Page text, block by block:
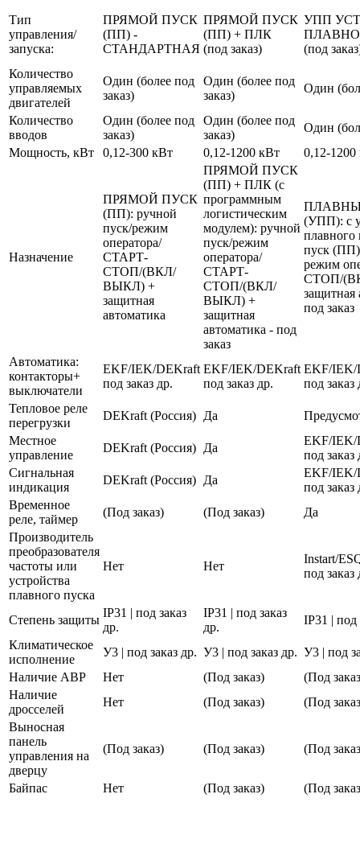
Тип
управления/
запуска:
ПРЯМОЙ ПУСК
(ПП) -
СТАНДАРТНАЯ
ПРЯМОЙ ПУСК
(ПП) + ПЛК
(под заказ)
УПП
(под
Количество
управляемых
двигателей
Один (более под
заказ)
Один (более под
заказ)
Один
Количество
вводов
Один (более под
заказ)
Один (более под
заказ)
Один
Мощность, кВт
0,12-300 кВт 0,12-1200 кВт 0,12-1200
Назначение
ПРЯМОЙ ПУСК
(ПП): ручной
пуск/режим
оператора/
СТАРТ-
СТОП/(ВКЛ/
ВЫКЛ) +
защитная
автоматика
ПРЯМОЙ ПУСК
(ПП) + ПЛК (с
программным
логистическим
модулем): ручной
пуск/режим
оператора/
СТАРТ-
СТОП/(ВКЛ/
ВЫКЛ) +
защитная
автоматика - под
заказ
(УПП): с
плавного
пуск
режим
СТОП/
защитная
под заказ
Автоматика:
контакторы+
выключатели
EKF/IEK/DEKraft
под заказ др.
EKF/IEK/DEKraft
под заказ др.
EKF/IEK/
под заказ
Тепловое реле
перегрузки
DEKraft (Россия) Да
Местное
управление
DEKraft (Россия) Да
EKF/IEK/
под заказ
Сигнальная
индикация
DEKraft (Россия) Да
EKF/IEK/
под заказ
Временное
реле, таймер
(Под заказ) (Под заказ)
Да
Производитель
преобразователя
частоты или
устройства
плавного пуска
Нет Нет
Instart/
под заказ
Степень защиты
IP31 | под заказ
др.
IP31 | под заказ
др.
IP31 | под
Климатическое
исполнение
У3 | под заказ др. У3 | под заказ др. У3 | под
Наличие АВР
Нет (Под заказ)
(Под
Наличие
дросселей
Нет (Под заказ)
(Под
Выносная
панель
управления на
дверцу
(Под заказ) (Под заказ) (Под
Байпас Нет (Под заказ) (Под